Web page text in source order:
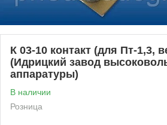
К 03-10 контакт (для Пт-1,3,
(Идрицкий завод
аппаратуры)
В наличии
Розница